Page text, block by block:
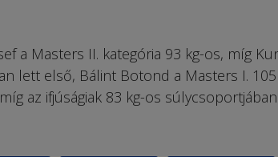
a Masters II. kategória 93 kg-os, míg
lett első, Bálint Botond a Masters I.
az ifjúságiak 83 kg-os